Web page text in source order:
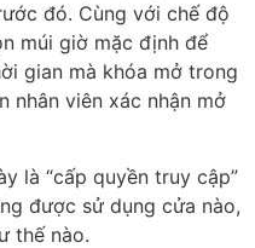
đó. Cùng với chế độ
múi giờ mặc định để
gian mà khóa mở trong
nhân viên xác nhận mở
là “cấp quyền truy cập”
được sử dụng cửa nào,
thế nào.